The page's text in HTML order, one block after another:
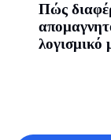
Πώς
λογισμικό